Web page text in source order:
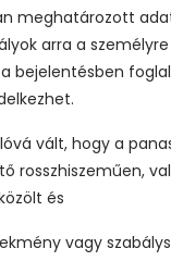
meghatározott
arra a személyre
bejelentésben
vált, hogy a
rosszhiszeműen,
és
vagy